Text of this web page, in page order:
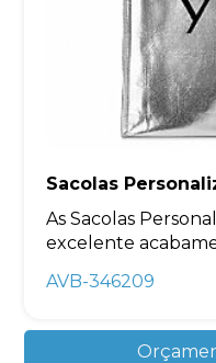
Sacolas
As Sacolas
excelente
AVB-346209